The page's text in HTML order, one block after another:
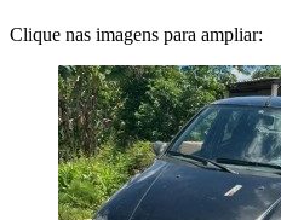
Clique nas imagens para ampliar: